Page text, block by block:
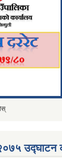
उद्घाटन